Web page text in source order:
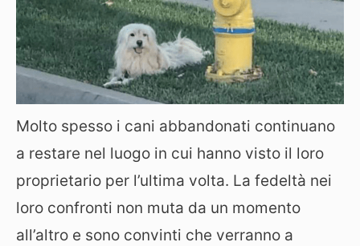
Molto spesso i cani abbandonati continuano
a restare nel luogo in cui hanno visto il loro
proprietario per l’ultima volta. La fedeltà nei
loro confronti non muta da un momento
all’altro e sono convinti che verranno a